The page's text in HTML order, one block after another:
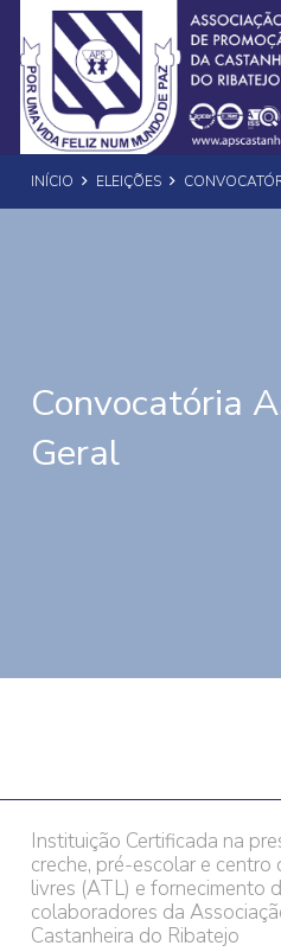
INÍCIO ELEIÇÕES
Convocatória
Geral
Instituição Certificada na
creche, pré-escolar e
livres (ATL) e fornecimento
colaboradores da
Castanheira do Ribatejo